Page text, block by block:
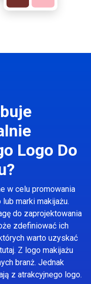
Logo Do
w celu promowania
marki makijażu.
do zaprojektowania
zdefiniować ich
warto uzyskać
Z logo makijażu
branż. Jednak
z atrakcyjnego logo.